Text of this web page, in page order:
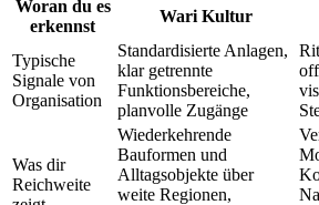
Woran du es
erkennst
Wari Kultur
Typische
Signale von
Organisation
Standardisierte Anlagen,
klar getrennte
Funktionsbereiche,
planvolle Zugänge
Was dir
Reichweite
Wiederkehrende
Bauformen und
Alltagsobjekte über
weite Regionen,